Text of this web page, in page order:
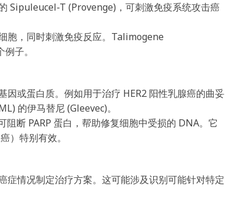
Sipuleucel-T (Provenge)，可刺激免疫系统攻击癌
胞，同时刺激免疫反应。Talimogene
子。
或蛋白质。例如用于治疗 HER2 阳性乳腺癌的曲妥
的伊马替尼 (Gleevec)。
断 PARP 蛋白，帮助修复细胞中受损的 DNA。它
）特别有效。
情况制定治疗方案。这可能涉及识别可能针对特定